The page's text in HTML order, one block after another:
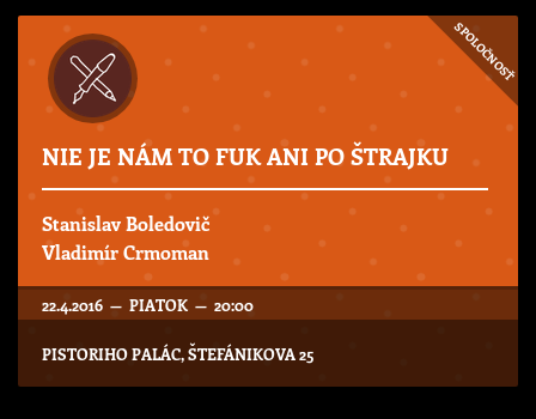
SPOLOČNOSŤ
NIE JE NÁM TO FUK ANI PO ŠTRAJKU
Stanislav Boledovič
Vladimír Crmoman
22.4.2016 — PIATOK — 20:00
PISTORIHO PALÁC, ŠTEFÁNIKOVA 25